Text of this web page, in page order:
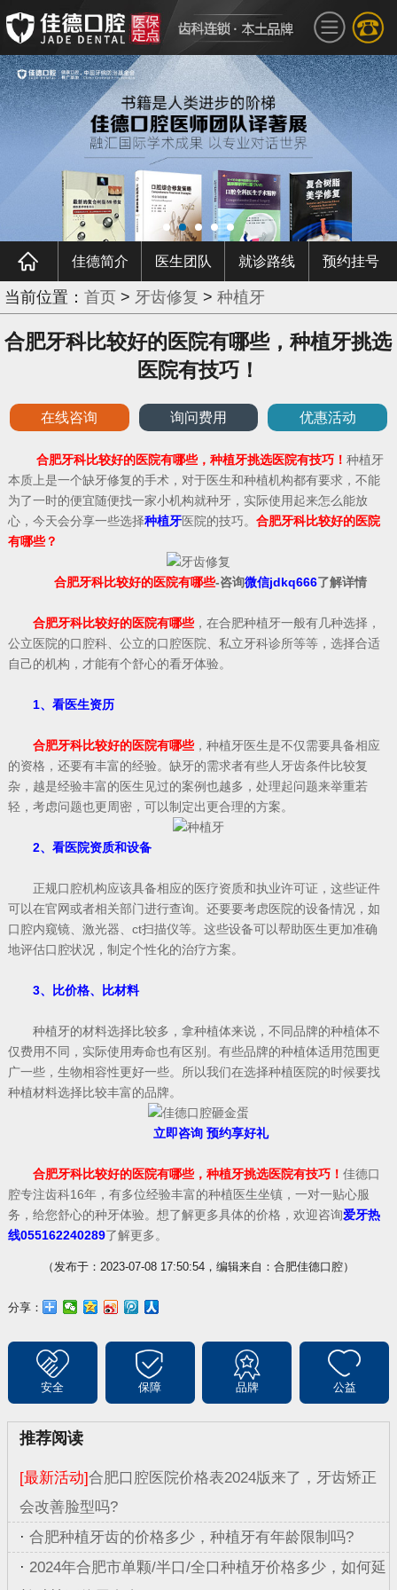
佳德简介 医生团队 就诊路线 预约挂号
当前位置： 首页 > 牙齿修复 > 种植牙
合肥牙科比较好的医院有哪些，种植牙挑选
医院有技巧！
在线咨询 询问费用 优惠活动
合肥牙科比较好的医院有哪些，种植牙挑选医院有技巧！ 种植牙
本质上是一个缺牙修复的手术，对于医生和种植机构都有要求，不能
为了一时的便宜随便找一家小机构就种牙，实际使用起来怎么能放
心，今天会分享一些选择种植牙医院的技巧。 合肥牙科比较好的医院
有哪些？
合肥牙科比较好的医院有哪些-咨询微信jdkq666了解详情
合肥牙科比较好的医院有哪些，在合肥种植牙一般有几种选择，
公立医院的口腔科、公立的口腔医院、私立牙科诊所等等，选择合适
自己的机构，才能有个舒心的看牙体验。
1、看医生资历
合肥牙科比较好的医院有哪些，种植牙医生是不仅需要具备相应
的资格，还要有丰富的经验。缺牙的需求者有些人牙齿条件比较复
杂，越是经验丰富的医生见过的案例也越多，处理起问题来举重若
轻，考虑问题也更周密，可以制定出更合理的方案。
2、看医院资质和设备
正规口腔机构应该具备相应的医疗资质和执业许可证，这些证件
可以在官网或者相关部门进行查询。还要要考虑医院的设备情况，如
口腔内窥镜、激光器、ct扫描仪等。这些设备可以帮助医生更加准确
地评估口腔状况，制定个性化的治疗方案。
3、比价格、比材料
种植牙的材料选择比较多，拿种植体来说，不同品牌的种植体不
仅费用不同，实际使用寿命也有区别。有些品牌的种植体适用范围更
广一些，生物相容性更好一些。所以我们在选择种植医院的时候要找
种植材料选择比较丰富的品牌。
立即咨询 预约享好礼
合肥牙科比较好的医院有哪些，种植牙挑选医院有技巧！ 佳德口
腔专注齿科16年，有多位经验丰富的种植医生坐镇，一对一贴心服
务，给您舒心的种牙体验。想了解更多具体的价格，欢迎咨询爱牙热
线055162240289了解更多。
（发布于：2023-07-08 17:50:54，编辑来自：合肥佳德口腔）
分享：
安全 保障 品牌 公益
推荐阅读
[最新活动]合肥口腔医院价格表2024版来了，牙齿矫正
会改善脸型吗?
· 合肥种植牙齿的价格多少，种植牙有年龄限制吗?
· 2024年合肥市单颗/半口/全口种植牙价格多少，如何延